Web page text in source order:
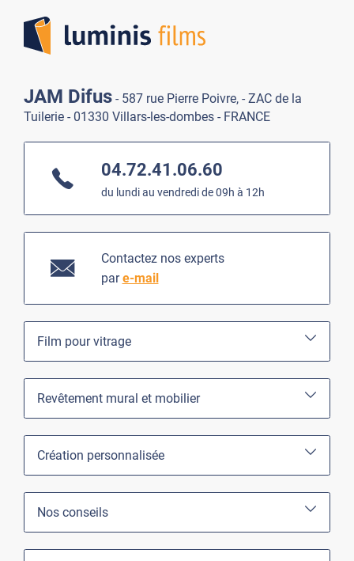
JAM Difus - 587 rue Pierre Poivre, - ZAC de la
Tuilerie - 01330 Villars-les-dombes - FRANCE
04.72.41.06.60
du lundi au vendredi de 09h à 12h
Contactez nos experts
pare-mail
Film pour vitrage
Revêtement mural et mobilier
Création personnalisée
Nos conseils